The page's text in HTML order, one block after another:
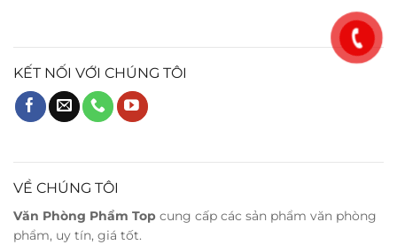
KẾT NỐI VỚI CHÚNG TÔI
VỀ CHÚNG TÔI
Văn Phòng Phẩm Top cung cấp các sản phẩm văn phòng
phẩm, uy tín, giá tốt.